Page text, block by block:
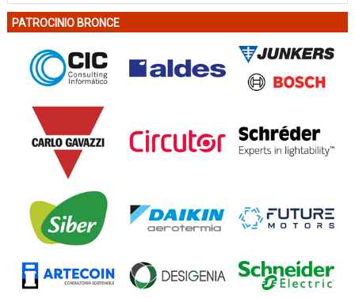
PATROCINIO BRONCE